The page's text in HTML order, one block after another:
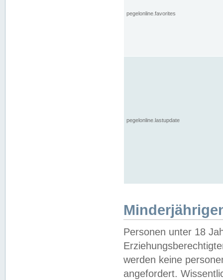
pegelonline.favorites
pegelonline.lastupdate
Personen unter 18
werden keine
angefordert.